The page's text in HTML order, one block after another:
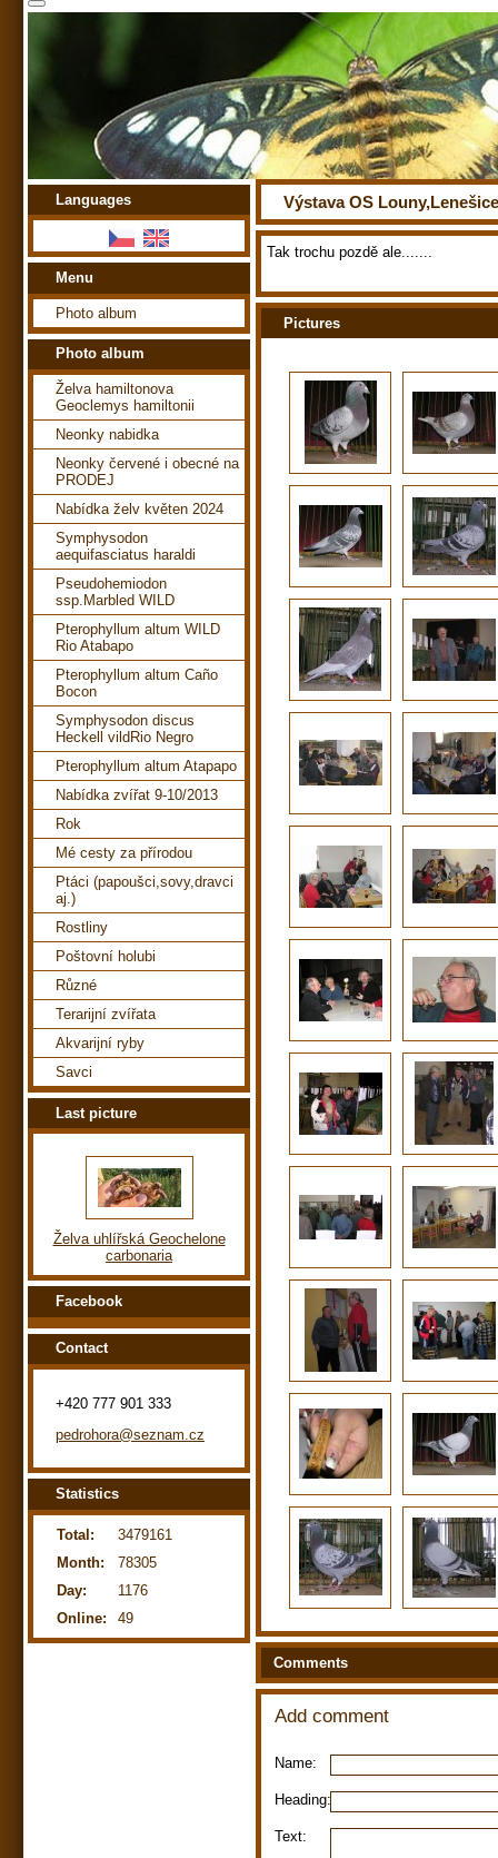
Výstava OS
Tak trochu pozdě ale.......
Pictures
Comments
Add comment
Name:
Heading:
Text:
Languages
Menu
Photo album
Photo album
Želva hamiltonova
Geoclemys hamiltonii
Neonky nabidka
Neonky červené i obecné na
PRODEJ
Nabídka želv květen 2024
Symphysodon
aequifasciatus haraldi
Pseudohemiodon
ssp.Marbled WILD
Pterophyllum altum WILD
Rio Atabapo
Pterophyllum altum Caño
Bocon
Symphysodon discus
Heckell vildRio Negro
Pterophyllum altum Atapapo
Nabídka zvířat 9-10/2013
Rok
Mé cesty za přírodou
Ptáci (papoušci,sovy,dravci
aj.)
Rostliny
Poštovní holubi
Různé
Terarijní zvířata
Akvarijní ryby
Savci
Last picture
Želva uhlířská Geochelone
carbonaria
Facebook
Contact
+420 777 901 333
pedrohora@seznam.cz
Statistics
Online: 49
Total:
3479161
Month:
78305
Day:
1176